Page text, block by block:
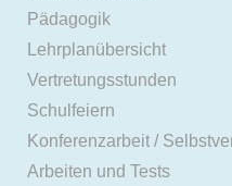
Pädagogik
Lehrplanübersicht
Vertretungsstunden
Schulfeiern
Konferenzarbeit /
Arbeiten und Tests